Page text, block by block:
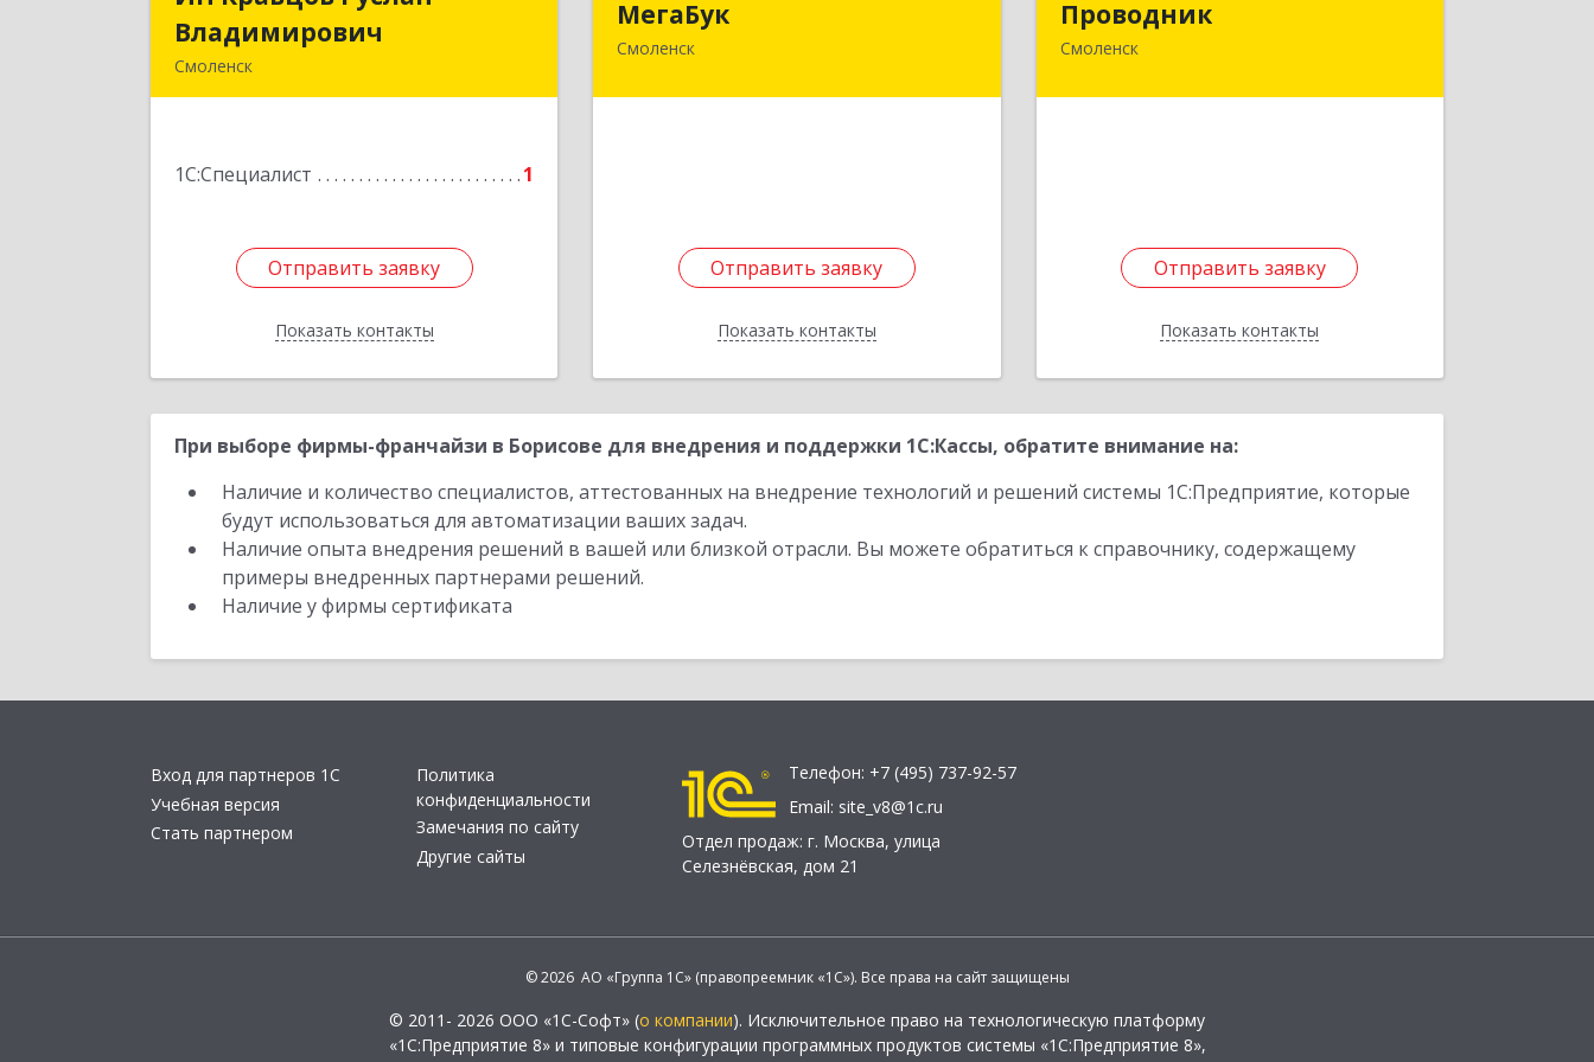
Владимирович
Смоленск
1С:Специалист 1
Отправить заявку
Показать контакты
Владимирович
Подробнее
Отправить заявку
Назад
МегаБук
Смоленск
Отправить заявку
Показать контакты
214000, Смоленская обл, Смоленск г,
Отправить заявку
Назад
Проводник
Смоленск
Отправить заявку
Показать контакты
214000, Смоленская обл, Смоленск г,
Отправить заявку
Назад
При выборе фирмы-франчайзи в Борисове для внедрения и поддержки 1С:Кассы, обратите внимание на:
Наличие и количество специалистов, аттестованных на внедрение технологий и решений системы 1С:Предприятие, которые
будут использоваться для автоматизации ваших задач.
Наличие опыта внедрения решений в вашей или близкой отрасли. Вы можете обратиться к справочнику, содержащему
примеры внедренных партнерами решений.
Наличие у фирмы сертификата
Вход для партнеров 1С
Учебная версия
Стать партнером
Политика
конфиденциальности
Замечания по сайту
Другие сайты
Телефон: +7 (495) 737-92-57
Email: site_v8@1c.ru
Отдел продаж: г. Москва, улица
Селезнёвская, дом 21
© 2026 АО «Группа 1С» (правопреемник «1С»). Все права на сайт защищены
© 2011- 2026 ООО «1С-Софт» (о компании). Исключительное право на технологическую платформу
«1С:Предприятие 8» и типовые конфигурации программных продуктов системы «1С:Предприятие 8»,